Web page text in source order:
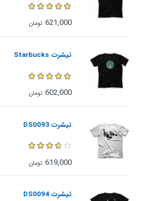
621,000 تومان
تیشرت Starbucks
602,000 تومان
تیشرت DS0093
619,000 تومان
تیشرت DS0094